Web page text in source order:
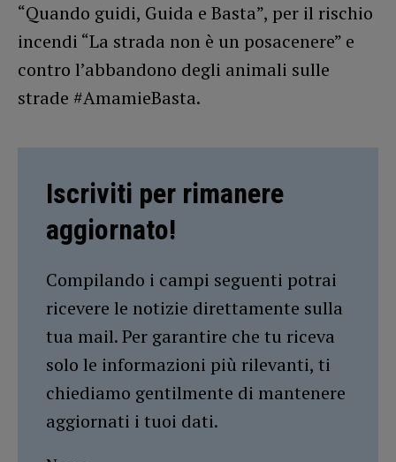
“Quando guidi, Guida e Basta”, per il rischio
incendi “La strada non è un posacenere” e
contro l’abbandono degli animali sulle
strade #AmamieBasta.
Iscriviti per rimanere
aggiornato!
Compilando i campi seguenti potrai
ricevere le notizie direttamente sulla
tua mail. Per garantire che tu riceva
solo le informazioni più rilevanti, ti
chiediamo gentilmente di mantenere
aggiornati i tuoi dati.